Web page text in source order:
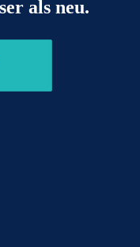
als neu.